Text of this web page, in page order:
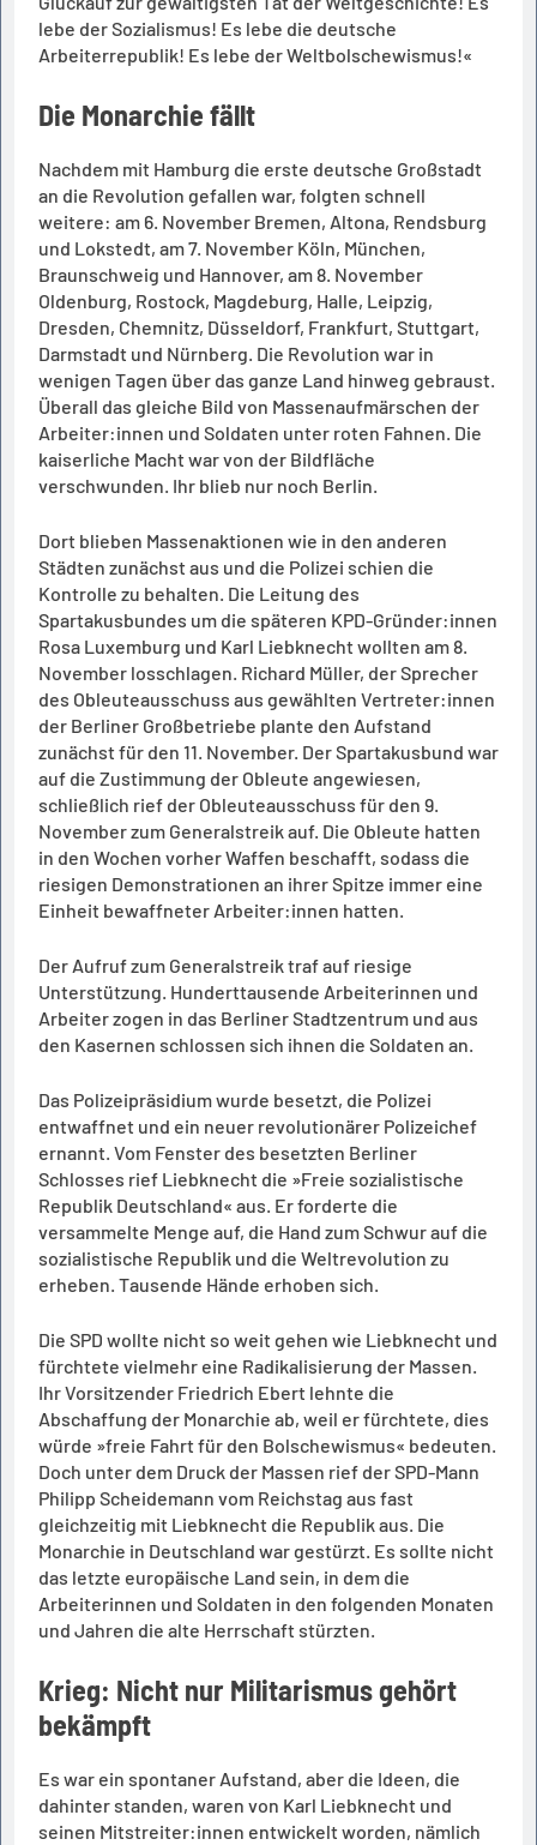
lebe der Sozialismus! Es lebe die deutsche
Arbeiterrepublik! Es lebe der Weltbolschewismus!«
Die Monarchie fällt
Nachdem mit Hamburg die erste deutsche Großstadt
an die Revolution gefallen war, folgten schnell
weitere: am 6. November Bremen, Altona, Rendsburg
und Lokstedt, am 7. November Köln, München,
Braunschweig und Hannover, am 8. November
Oldenburg, Rostock, Magdeburg, Halle, Leipzig,
Dresden, Chemnitz, Düsseldorf, Frankfurt, Stuttgart,
Darmstadt und Nürnberg. Die Revolution war in
wenigen Tagen über das ganze Land hinweg gebraust.
Überall das gleiche Bild von Massenaufmärschen der
Arbeiter:innen und Soldaten unter roten Fahnen. Die
kaiserliche Macht war von der Bildfläche
verschwunden. Ihr blieb nur noch Berlin.
Dort blieben Massenaktionen wie in den anderen
Städten zunächst aus und die Polizei schien die
Kontrolle zu behalten. Die Leitung des
Spartakusbundes um die späteren KPD-Gründer:innen
Rosa Luxemburg und Karl Liebknecht wollten am 8.
November losschlagen. Richard Müller, der Sprecher
des Obleuteausschuss aus gewählten Vertreter:innen
der Berliner Großbetriebe plante den Aufstand
zunächst für den 11. November. Der Spartakusbund war
auf die Zustimmung der Obleute angewiesen,
schließlich rief der Obleuteausschuss für den 9.
November zum Generalstreik auf. Die Obleute hatten
in den Wochen vorher Waffen beschafft, sodass die
riesigen Demonstrationen an ihrer Spitze immer eine
Einheit bewaffneter Arbeiter:innen hatten.
Der Aufruf zum Generalstreik traf auf riesige
Unterstützung. Hunderttausende Arbeiterinnen und
Arbeiter zogen in das Berliner Stadtzentrum und aus
den Kasernen schlossen sich ihnen die Soldaten an.
Das Polizeipräsidium wurde besetzt, die Polizei
entwaffnet und ein neuer revolutionärer Polizeichef
ernannt. Vom Fenster des besetzten Berliner
Schlosses rief Liebknecht die »Freie sozialistische
Republik Deutschland« aus. Er forderte die
versammelte Menge auf, die Hand zum Schwur auf die
sozialistische Republik und die Weltrevolution zu
erheben. Tausende Hände erhoben sich.
Die SPD wollte nicht so weit gehen wie Liebknecht und
fürchtete vielmehr eine Radikalisierung der Massen.
Ihr Vorsitzender Friedrich Ebert lehnte die
Abschaffung der Monarchie ab, weil er fürchtete, dies
würde »freie Fahrt für den Bolschewismus« bedeuten.
Doch unter dem Druck der Massen rief der SPD-Mann
Philipp Scheidemann vom Reichstag aus fast
gleichzeitig mit Liebknecht die Republik aus. Die
Monarchie in Deutschland war gestürzt. Es sollte nicht
das letzte europäische Land sein, in dem die
Arbeiterinnen und Soldaten in den folgenden Monaten
und Jahren die alte Herrschaft stürzten.
Krieg: Nicht nur Militarismus gehört
bekämpft
Es war ein spontaner Aufstand, aber die Ideen, die
dahinter standen, waren von Karl Liebknecht und
seinen Mitstreiter:innen entwickelt worden, nämlich